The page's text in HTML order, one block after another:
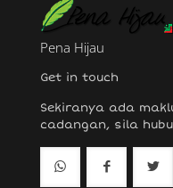
Pena Hijau
Get in touch
Sekiranya ada
cadangan, sila